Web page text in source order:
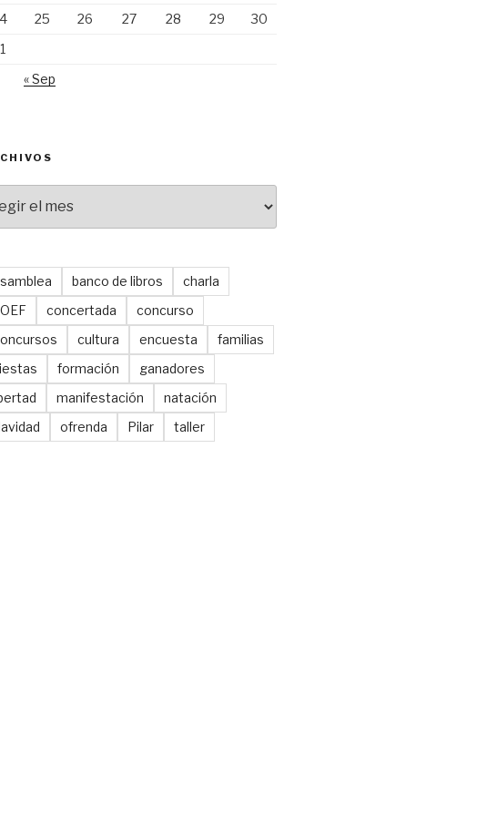
25 26 27 28 29
30
« Sep
banco de libros
charla
concertada
concurso
cultura encuesta
familias
formación
ganadores
manifestación
natación
ofrenda Pilar taller